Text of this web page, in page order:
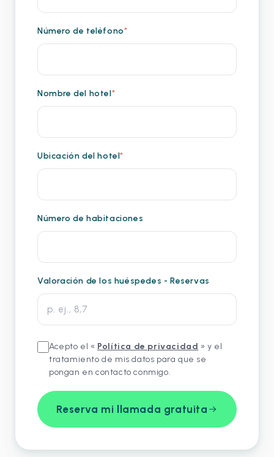
Número de teléfono*
Nombre del hotel*
Ubicación del hotel*
Número de habitaciones
Valoración de los huéspedes - Reservas
Acepto el « Política de privacidad » y el
tratamiento de mis datos para que se
pongan en contacto conmigo.
Reserva mi llamada gratuita